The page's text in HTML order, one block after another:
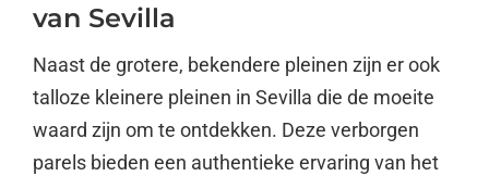
van Sevilla
Naast de grotere, bekendere pleinen zijn er ook
talloze kleinere pleinen in Sevilla die de moeite
waard zijn om te ontdekken. Deze verborgen
parels bieden een authentieke ervaring van het